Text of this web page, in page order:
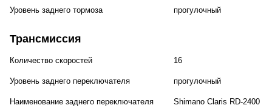
Уровень заднего тормоза прогулочный
Трансмиссия
Количество скоростей 16
Уровень заднего переключателя прогулочный
Наименование заднего переключателя Shimano Claris RD-2400